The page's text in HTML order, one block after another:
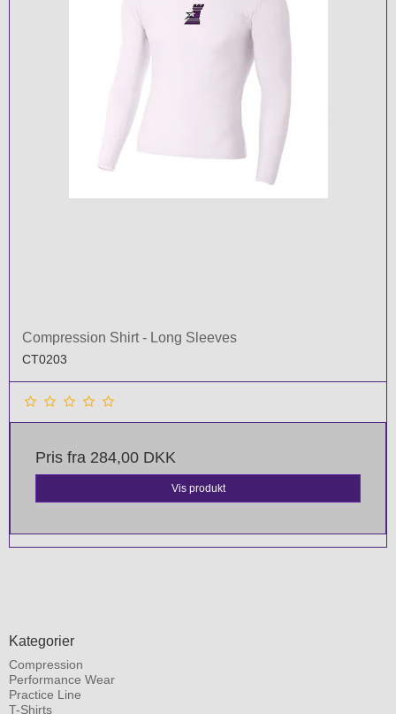
Compression Shirt - Long Sleeves
CT0203
Pris fra 284,00 DKK
Vis produkt
Kategorier
Compression
Performance Wear
Practice Line
T-Shirts